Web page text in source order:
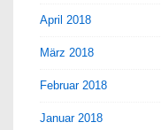
April 2018
März 2018
Februar 2018
Januar 2018